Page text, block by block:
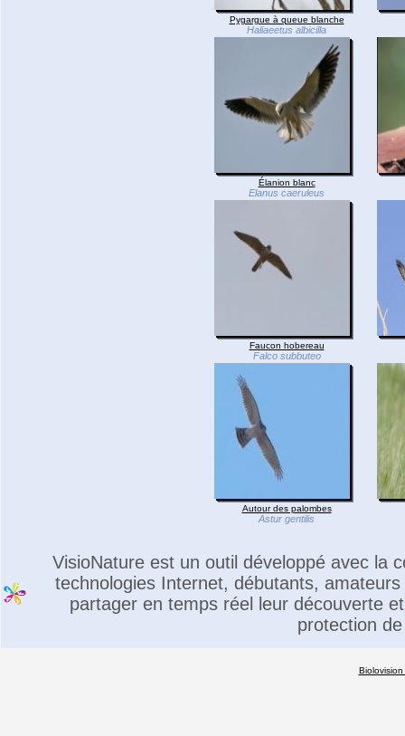
Pygargue à queue blanche
Haliaeetus albicilla
Élanion blanc
Elanus caeruleus
Faucon hobereau
Falco subbuteo
Autour des palombes
Astur gentilis
VisioNature est un outil développé avec la
technologies Internet, débutants,
partager en temps réel leur découverte
protection
Biolovision